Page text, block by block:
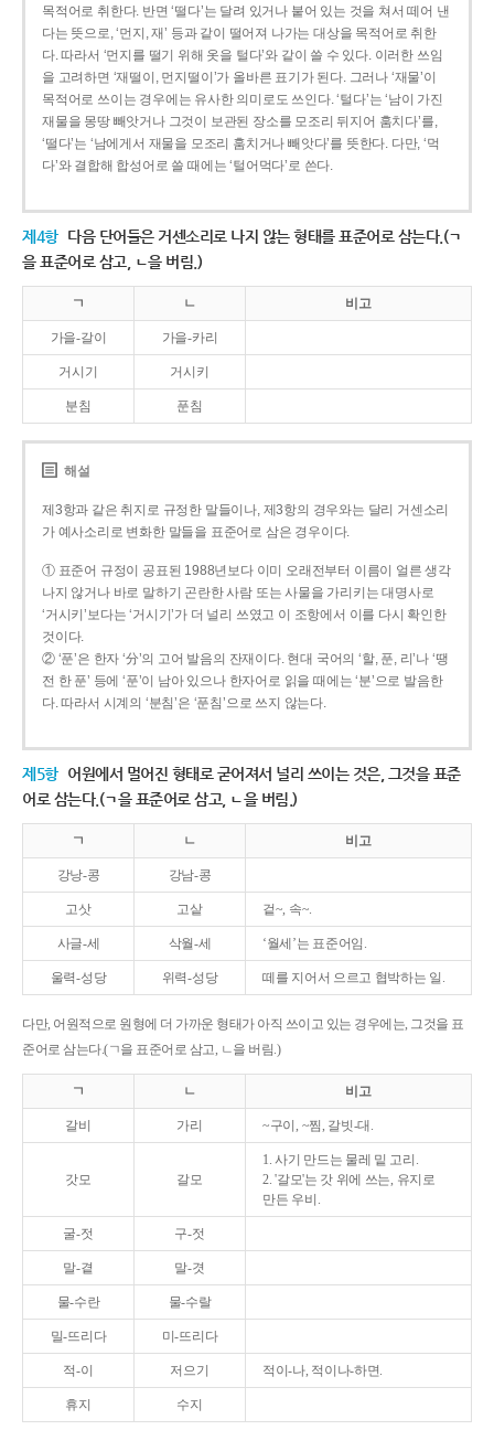
목적어로 취한다. 반면 ‘떨다’는 달려 있거나 붙어 있는 것을 쳐서 떼어 낸
다는 뜻으로, ‘먼지, 재’ 등과 같이 떨어져 나가는 대상을 목적어로 취한
다. 따라서 ‘먼지를 떨기 위해 옷을 털다’와 같이 쓸 수 있다. 이러한 쓰임
을 고려하면 ‘재떨이, 먼지떨이’가 올바른 표기가 된다. 그러나 ‘재물’이
목적어로 쓰이는 경우에는 유사한 의미로도 쓰인다. ‘털다’는 ‘남이 가진
재물을 몽땅 빼앗거나 그것이 보관된 장소를 모조리 뒤지어 훔치다’를,
‘떨다’는 ‘남에게서 재물을 모조리 훔치거나 빼앗다’를 뜻한다. 다만, ‘먹
다’와 결합해 합성어로 쓸 때에는 ‘털어먹다’로 쓴다.
제4항 다음 단어들은 거센소리로 나지 않는 형태를 표준어로 삼는다.(ㄱ
을 표준어로 삼고, ㄴ을 버림.)
ㄱ ㄴ 비고
가을-갈이 가을-카리
거시기 거시키
분침 푼침
해설
제3항과 같은 취지로 규정한 말들이나, 제3항의 경우와는 달리 거센소리
가 예사소리로 변화한 말들을 표준어로 삼은 경우이다.
① 표준어 규정이 공표된 1988년보다 이미 오래전부터 이름이 얼른 생각
나지 않거나 바로 말하기 곤란한 사람 또는 사물을 가리키는 대명사로
‘거시키’보다는 ‘거시기’가 더 널리 쓰였고 이 조항에서 이를 다시 확인한
것이다.
② ‘푼’은 한자 ‘分’의 고어 발음의 잔재이다. 현대 국어의 ‘할, 푼, 리’나 ‘땡
전 한 푼’ 등에 ‘푼’이 남아 있으나 한자어로 읽을 때에는 ‘분’으로 발음한
다. 따라서 시계의 ‘분침’은 ‘푼침’으로 쓰지 않는다.
제5항 어원에서 멀어진 형태로 굳어져서 널리 쓰이는 것은, 그것을 표준
어로 삼는다.(ㄱ을 표준어로 삼고, ㄴ을 버림.)
ㄱ ㄴ 비고
강낭-콩 강남-콩
고삿 고샅 겉~, 속~.
사글-세 삭월-세 ‘월세’는 표준어임.
울력-성당 위력-성당 떼를 지어서 으르고 협박하는 일.
다만, 어원적으로 원형에 더 가까운 형태가 아직 쓰이고 있는 경우에는, 그것을 표
준어로 삼는다.(ㄱ을 표준어로 삼고, ㄴ을 버림.)
ㄱ ㄴ 비고
갈비 가리 ~구이, ~찜, 갈빗-대.
갓모 갈모
1. 사기 만드는 물레 밑 고리.
2. '갈모'는 갓 위에 쓰는, 유지로
만든 우비.
굴-젓 구-젓
말-곁 말-겻
물-수란 물-수랄
밀-뜨리다 미-뜨리다
적-이 저으기 적이-나, 적이나-하면.
휴지 수지